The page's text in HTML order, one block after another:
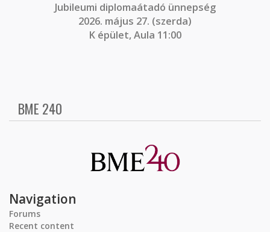
Jubileumi diplomaátadó ünnepség
2026. május 27. (szerda)
K épület, Aula 11:00
BME 240
Navigation
Forums
Recent content